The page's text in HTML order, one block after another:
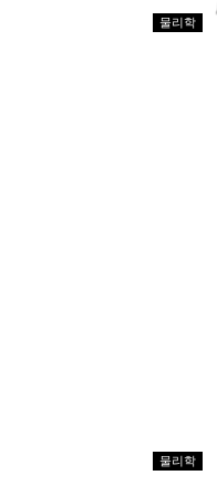
물리학
물리학